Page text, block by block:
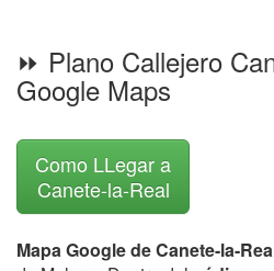
⏩ Plano Callejero
Google Maps
Como LLegar a
Canete-la-Real
Mapa Google de Canete-la-